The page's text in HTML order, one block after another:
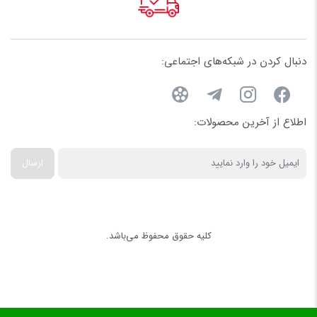
کشاورزی طراحی شده و در بسیاری از پروژه‌های آبیاری تحت فشار مورد
بدنه اصلی این آبپاش از برنج و قطعات حساس آن از استیل ضدزنگ
و شرایط سخت محیطی ایجاد می‌کند. همچنین شعاع پاشش این مدل
بسته به فشار کاری و نازل، حدود
عوامل مؤثر بر قیمت آبپاش برنجی ویسپار مدل
دنبال کردن در شبکه‌های اجتماعی:
اطلاع از آخرین محصولات:
ارسال
کلیه حقوق محفوظ می‌باشد.